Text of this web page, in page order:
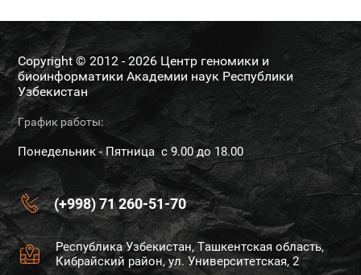
Copyright © 2012 - 2026 Центр геномики и
биоинформатики Академии наук Республики
Узбекистан
График работы:
Понедельник - Пятница с 9.00 до 18.00
(+998) 71 260-51-70
Республика Узбекистан, Ташкентская область,
Кибрайский район, ул. Университетская, 2